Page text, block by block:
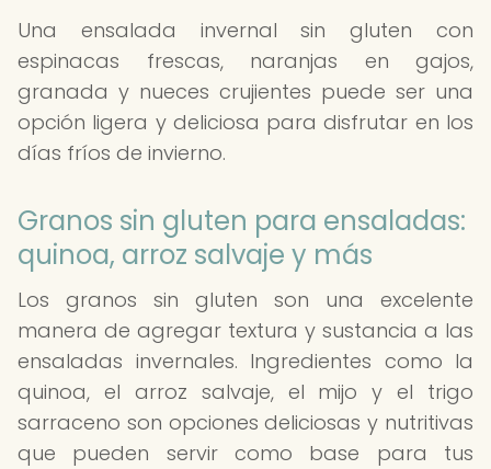
Una ensalada invernal sin gluten con
espinacas frescas, naranjas en gajos,
granada y nueces crujientes puede ser una
opción ligera y deliciosa para disfrutar en los
días fríos de invierno.
Granos sin gluten para ensaladas:
quinoa, arroz salvaje y más
Los granos sin gluten son una excelente
manera de agregar textura y sustancia a las
ensaladas invernales. Ingredientes como la
quinoa, el arroz salvaje, el mijo y el trigo
sarraceno son opciones deliciosas y nutritivas
que pueden servir como base para tus